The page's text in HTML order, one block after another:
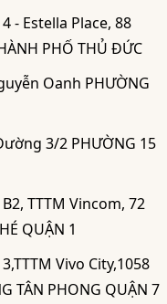
- Estella Place, 88
PHỐ THỦ ĐỨC
Oanh PHƯỜNG
3/2 PHƯỜNG 15
TTTM Vincom, 72
QUẬN 1
Vivo City,1058
TÂN PHONG QUẬN 7